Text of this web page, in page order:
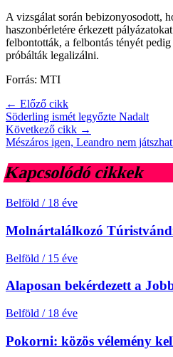
A vizsgálat során bebizonyosodott,
haszonbérletére érkezett
felbontották, a felbontás tényét
próbálták legalizálni.
Forrás: MTI
← Előző cikk
Söderling ismét legyőzte Nadalt
Következő cikk →
Mészáros igen, Leandro nem
Kapcsolódó cikkek
Belföld / 18 éve
Molnártalálkozó
Belföld / 15 éve
Alaposan bekérdezett a
Belföld / 18 éve
Pokorni: közös vélemény